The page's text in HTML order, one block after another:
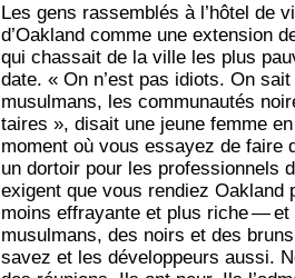
Les gens ras­sem­blés à l’hô­tel de
d’Oak­land comme une exten­sion
qui chas­sait de la ville les plus
date. « On n’est pas idiots. On
musul­mans, les com­mu­nau­tés
taires », disait une jeune femme
moment où vous essayez de faire
un dor­toir pour les pro­fes­sion­nels
exigent que vous ren­diez Oak­land
moins effrayante et plus riche —
musul­mans, des noirs et des
savez et les déve­lop­peurs aus­si.